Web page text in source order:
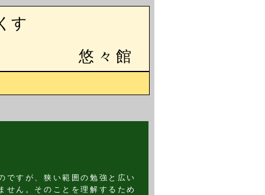
す
悠々館
ですが、狭い範囲の勉強と広い
せん。そのことを理解するため